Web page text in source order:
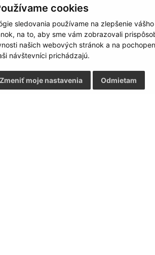
cookies
sledovania používame na zlepšenie
na to, aby sme vám zobrazovali
našich webových stránok a na
návštevníci prichádzajú.
Odmietam
Zmeniť moje nastavenia